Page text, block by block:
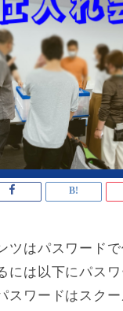
ツはパスワード
には以下にパス
スワードはスク